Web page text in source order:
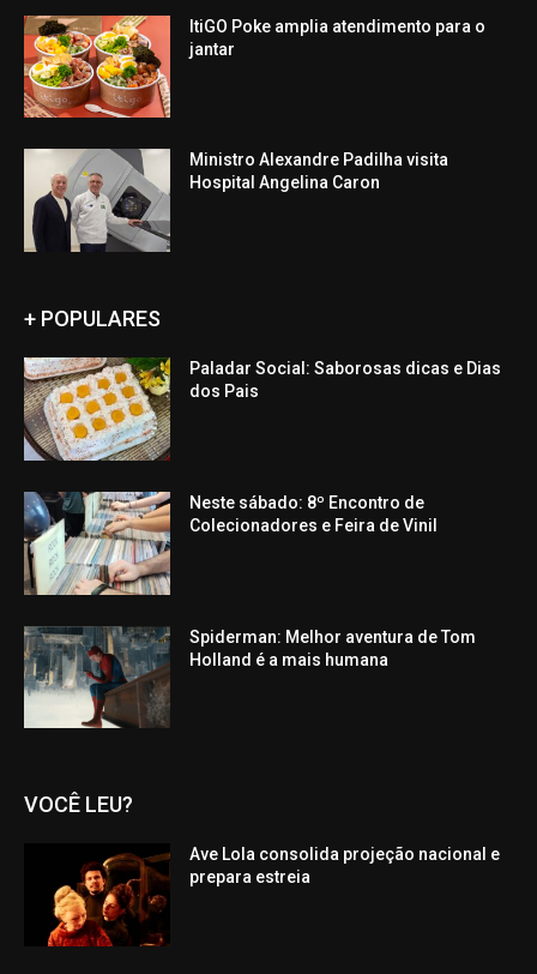
ItiGO Poke amplia atendimento para o
jantar
Ministro Alexandre Padilha visita
Hospital Angelina Caron
+ POPULARES
Paladar Social: Saborosas dicas e Dias
dos Pais
Neste sábado: 8º Encontro de
Colecionadores e Feira de Vinil
Spiderman: Melhor aventura de Tom
Holland é a mais humana
VOCÊ LEU?
Ave Lola consolida projeção nacional e
prepara estreia